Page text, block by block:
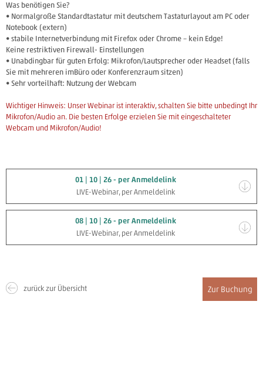
Was benötigen Sie?
• Normalgroße Standardtastatur mit deutschem Tastaturlayout am PC oder
Notebook (extern)
• stabile Internetverbindung mit Firefox oder Chrome – kein Edge!
Keine restriktiven Firewall- Einstellungen
• Unabdingbar für guten Erfolg: Mikrofon/Lautsprecher oder Headset (falls
Sie mit mehreren imBüro oder Konferenzraum sitzen)
• Sehr vorteilhaft: Nutzung der Webcam
Wichtiger Hinweis: Unser Webinar ist interaktiv, schalten Sie bitte unbedingt Ihr
Mikrofon/Audio an. Die besten Erfolge erzielen Sie mit eingeschalteter
Webcam und Mikrofon/Audio!
01 | 10 | 26 - per Anmeldelink
LIVE-Webinar, per Anmeldelink
08 | 10 | 26 - per Anmeldelink
LIVE-Webinar, per Anmeldelink
zurück zur Übersicht Zur Buchung